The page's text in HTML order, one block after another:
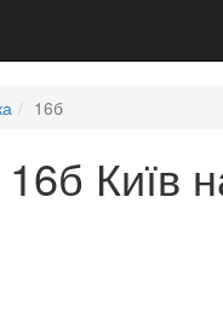
16б
Київ